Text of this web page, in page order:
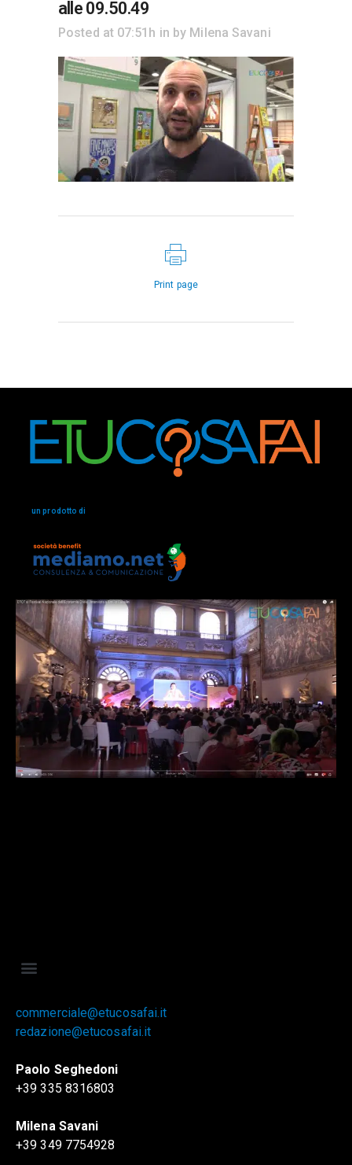
alle 09.50.49
Posted at 07:51h in by Milena Savani
Print page
un prodotto di
commerciale@etucosafai.it
redazione@etucosafai.it
Paolo Seghedoni
+39 335 8316803
Milena Savani
+39 349 7754928